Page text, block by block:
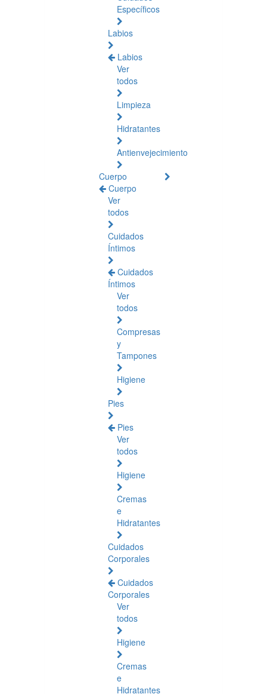
Específicos
Labios
Labios
Ver
todos
Limpieza
Hidratantes
Antienvejecimiento
Cuerpo
Cuerpo
Ver
todos
Cuidados
Íntimos
Cuidados
Íntimos
Ver
todos
Compresas
y
Tampones
Higiene
Pies
Pies
Ver
todos
Higiene
Cremas
e
Hidratantes
Cuidados
Corporales
Cuidados
Corporales
Ver
todos
Higiene
Cremas
e
Hidratantes